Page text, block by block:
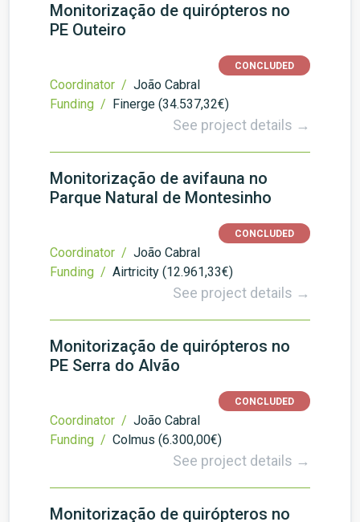
Monitorização de quirópteros no
PE Outeiro
CONCLUDED
Coordinator / João Cabral
Funding / Finerge (34.537,32€)
See project details →
Monitorização de avifauna no
Parque Natural de Montesinho
CONCLUDED
Coordinator / João Cabral
Funding / Airtricity (12.961,33€)
See project details →
Monitorização de quirópteros no
PE Serra do Alvão
CONCLUDED
Coordinator / João Cabral
Funding / Colmus (6.300,00€)
See project details →
Monitorização de quirópteros no